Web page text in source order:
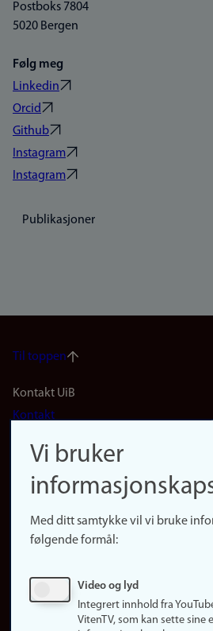
Postboks 7804
5020 Bergen
Følg meg
Linkedin
Orcid
Github
Instagram
Instagram
Publikasjoner
Til toppen
Footer
(no)
Kontakt UiB
Kontakt
Finn forsker
Presse
Finn studier
Ledige stillinger
Vi bruker
Med ditt samtykke vil vi bruke
følgende formål:
Video og lyd
Integrert innhold fra
VitenTV, som kan sette sine